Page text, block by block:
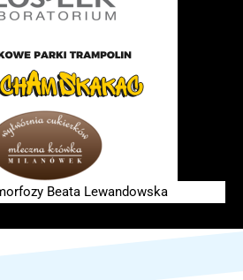
Beata Lewandowska